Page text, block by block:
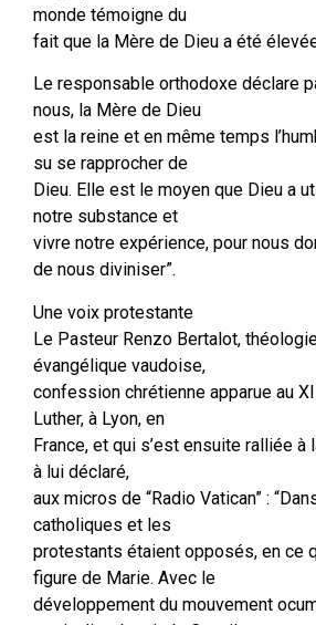
monde témoigne du
fait que la Mère de Dieu a été
Le responsable orthodoxe déclare
nous, la Mère de Dieu
est la reine et en même temps
su se rapprocher de
Dieu. Elle est le moyen que Dieu a
notre substance et
vivre notre expérience, pour nous
de nous diviniser”.
Une voix protestante
Le Pasteur Renzo Bertalot,
évangélique vaudoise,
confession chrétienne apparue au
Luther, à Lyon, en
France, et qui s’est ensuite ralliée à
à lui déclaré,
aux micros de “Radio Vatican” :
catholiques et les
protestants étaient opposés, en ce
figure de Marie. Avec le
développement du mouvement